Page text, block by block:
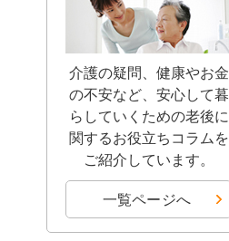
介護の疑問、健康やお金
の不安など、安心して暮
らしていくための老後に
関するお役立ちコラムを
ご紹介しています。
一覧ページへ